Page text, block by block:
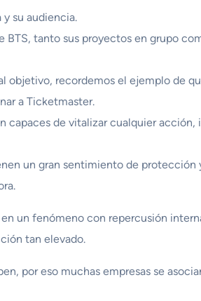
su audiencia.
tanto sus proyectos en grupo
recordemos el ejemplo de
a Ticketmaster.
capaces de vitalizar cualquier
un gran sentimiento de protección
un fenómeno con repercusión
tan elevado.
por eso muchas empresas se